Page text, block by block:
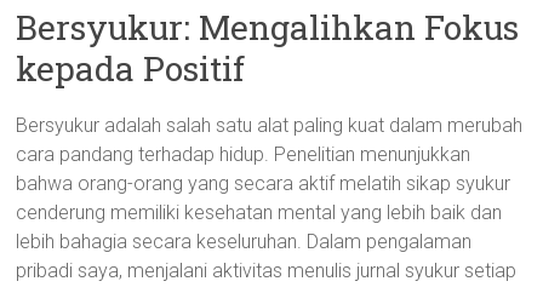
Bersyukur: Mengalihkan Fokus
kepada Positif
Bersyukur adalah salah satu alat paling kuat dalam merubah
cara pandang terhadap hidup. Penelitian menunjukkan
bahwa orang-orang yang secara aktif melatih sikap syukur
cenderung memiliki kesehatan mental yang lebih baik dan
lebih bahagia secara keseluruhan. Dalam pengalaman
pribadi saya, menjalani aktivitas menulis jurnal syukur setiap